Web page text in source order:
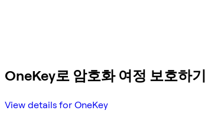
OneKey로 암호화 여정 보호하기
View details for OneKey